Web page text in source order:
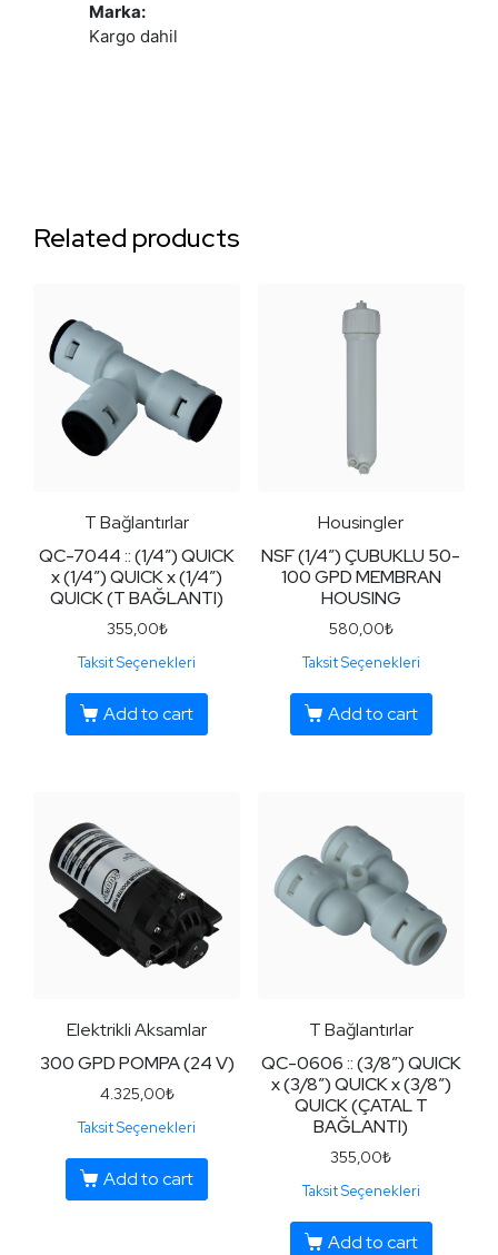
Marka:
Kargo dahil
Related products
T Bağlantırlar
QC-7044 :: (1/4″) QUICK
x (1/4″) QUICK x (1/4″)
QUICK (T BAĞLANTI)
355,00₺
Taksit Seçenekleri
Add to cart
Housingler
NSF (1/4″) ÇUBUKLU 50-
100 GPD MEMBRAN
HOUSING
580,00₺
Taksit Seçenekleri
Add to cart
Elektrikli Aksamlar
300 GPD POMPA (24 V)
4.325,00₺
Taksit Seçenekleri
Add to cart
T Bağlantırlar
QC-0606 :: (3/8″) QUICK
x (3/8″) QUICK x (3/8″)
QUICK (ÇATAL T
BAĞLANTI)
355,00₺
Taksit Seçenekleri
Add to cart